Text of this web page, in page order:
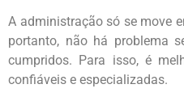
A administração só se move
portanto, não há problema
cumpridos. Para isso, é
confiáveis e especializadas.